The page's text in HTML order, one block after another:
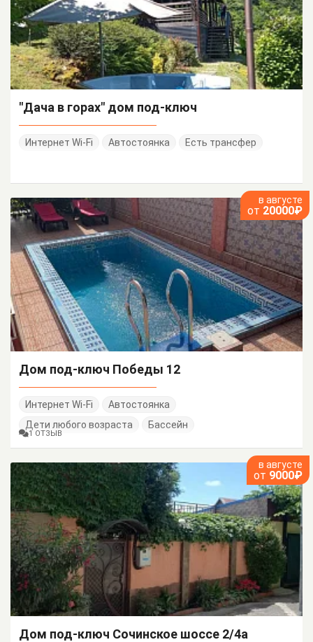
"Дача в горах" дом под-ключ
Интернет Wi-Fi Автостоянка Есть трансфер
в августе
от 20000₽
Дом под-ключ Победы 12
Интернет Wi-Fi
Автостоянка
Дети любого возраста
Бассейн
1 ОТЗЫВ
в августе
от 9000₽
Дом под-ключ Сочинское шоссе 2/4а